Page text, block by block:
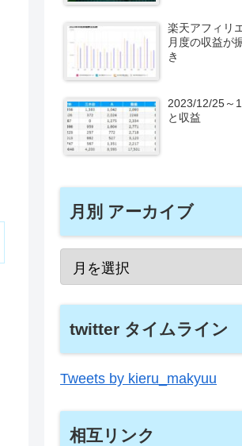
楽天アフィリ
月度の収益が
き
2023/12/25～
と収益
月別 アーカイブ
twitter タイムライン
Tweets by kieru_makyuu
相互リンク